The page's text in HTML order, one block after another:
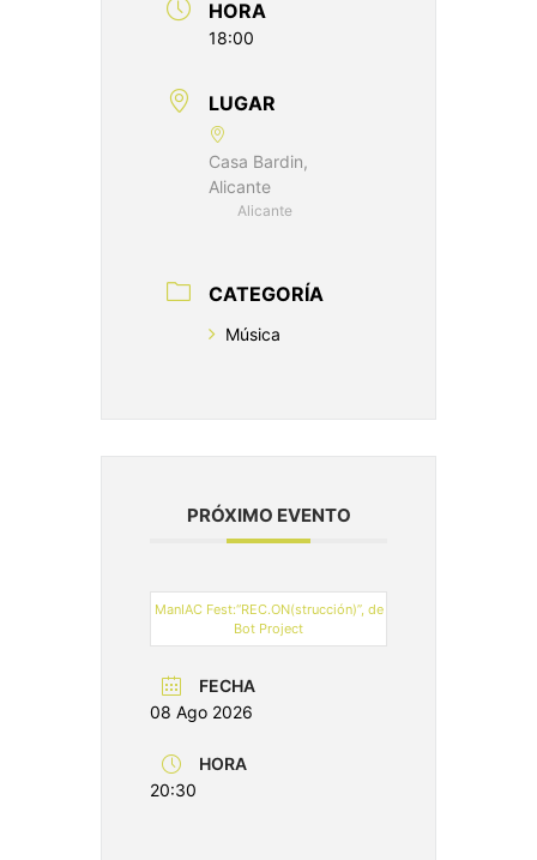
HORA
18:00
LUGAR
Casa Bardin,
Alicante
Alicante
CATEGORÍA
Música
PRÓXIMO EVENTO
ManIAC Fest:“REC.ON(strucción)”, de
Bot Project
FECHA
08 Ago 2026
HORA
20:30